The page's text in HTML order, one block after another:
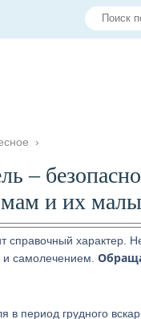
›
–
мам и их
справочный характер.
и самолечением.
в период грудного